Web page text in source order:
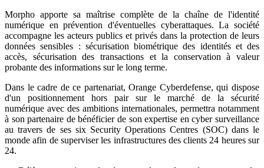
Morpho apporte sa maîtrise complète de la chaîne de l'identité
numérique en prévention d'éventuelles cyberattaques. La société
accompagne les acteurs publics et privés dans la protection de leurs
données sensibles : sécurisation biométrique des identités et des
accès, sécurisation des transactions et la conservation à valeur
probante des informations sur le long terme.
Dans le cadre de ce partenariat, Orange Cyberdefense, qui dispose
d'un positionnement hors pair sur le marché de la sécurité
numérique avec des ambitions internationales, permettra notamment
à son partenaire de bénéficier de son expertise en cyber surveillance
au travers de ses six Security Operations Centres (SOC) dans le
monde afin de superviser les infrastructures des clients 24 heures sur
24.